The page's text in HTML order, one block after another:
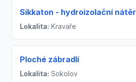
Sikkaton - hydroizolační nátěr
Lokalita: Kravaře
Ploché zábradlí
Lokalita: Sokolov